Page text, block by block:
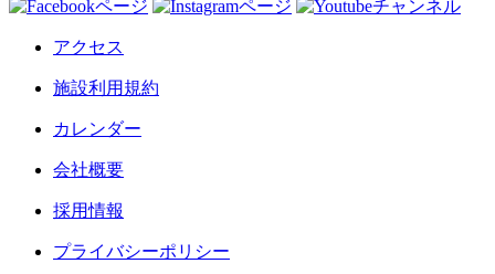
アクセス
施設利用規約
カレンダー
会社概要
採用情報
プライバシーポリシー